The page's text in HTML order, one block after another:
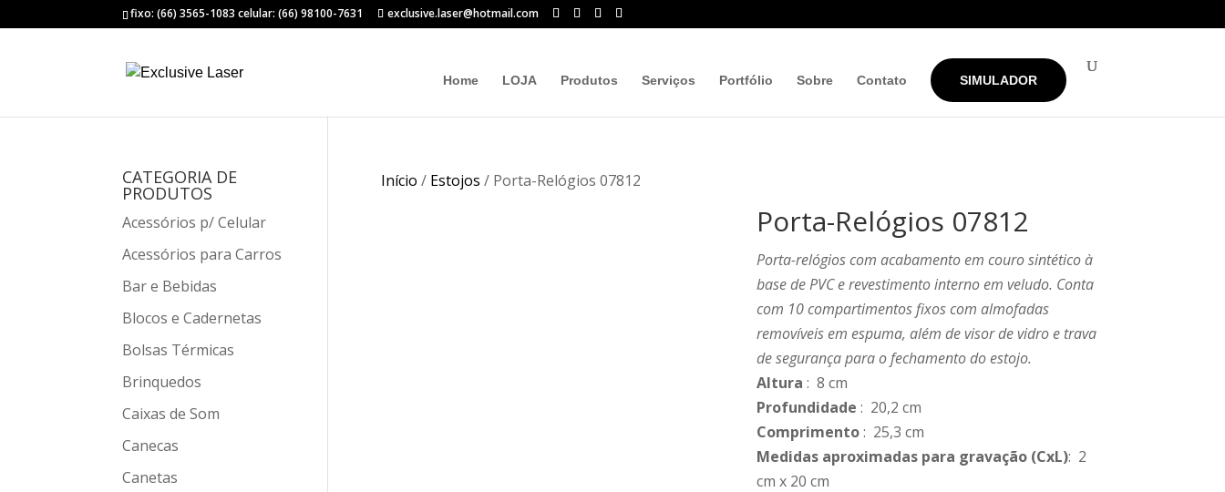
fixo: (66) 3565-1083 celular: (66) 98100-7631 exclusive.laser@hotmail.com
Home LOJA Produtos Serviços Portfólio Sobre Contato SIMULADOR
Início / Estojos / Porta-Relógios 07812
Porta-Relógios 07812
Porta-relógios com acabamento em couro sintético à
base de PVC e revestimento interno em veludo. Conta
com 10 compartimentos fixos com almofadas
removíveis em espuma, além de visor de vidro e trava
de segurança para o fechamento do estojo.
Altura : 8 cm
Profundidade : 20,2 cm
Comprimento: 25,3 cm
Medidas aproximadas para gravação(CxL): 2
cm x 20 cm
CATEGORIA DE
PRODUTOS
Acessórios p/ Celular
Acessórios para Carros
Bar e Bebidas
Blocos e Cadernetas
Bolsas Térmicas
Brinquedos
Caixas de Som
Canecas
Canetas